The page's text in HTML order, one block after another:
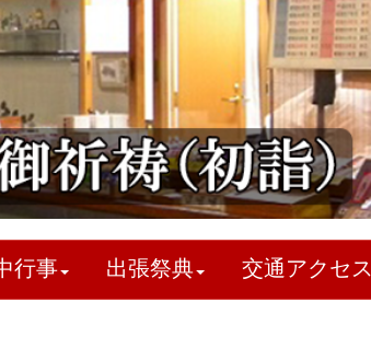
行事 出張祭典 交通アクセス